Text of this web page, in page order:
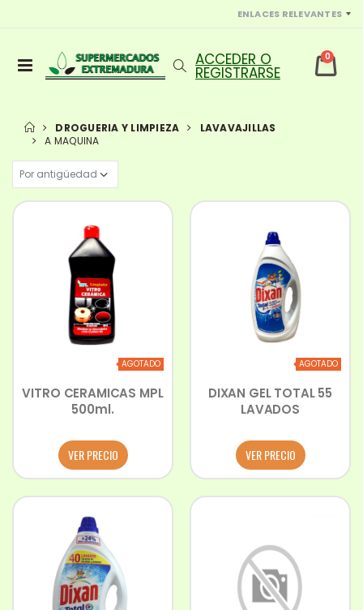
ENLACES RELEVANTES
0
DROGUERIA Y LIMPIEZA
LAVAVAJILLAS
A MAQUINA
AGOTADO
VITRO CERAMICAS MPL
500ml.
VER PRECIO
AGOTADO
DIXAN GEL TOTAL 55
LAVADOS
VER PRECIO